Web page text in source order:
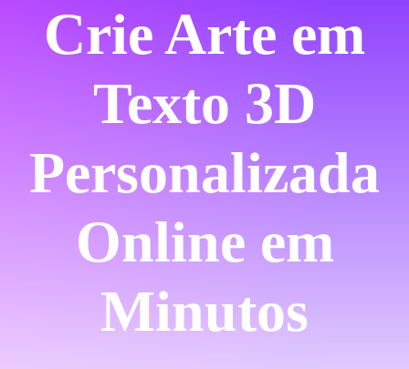
Crie Arte em
Texto 3D
Personalizada
Online em
Minutos